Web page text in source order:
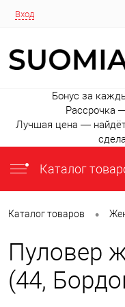
Вход
Бонус за
Рассрочка
Лучшая цена —
Каталог
Каталог товаров •
Пуловер
(44,